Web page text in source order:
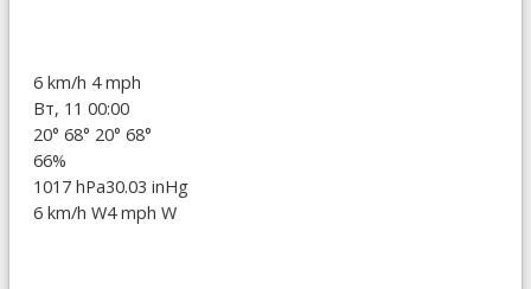
6 km/h 4 mph
Вт, 11 00:00
20° 68° 20° 68°
66%
1017 hPa30.03 inHg
6 km/h W4 mph W